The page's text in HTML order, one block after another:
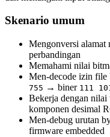
Skenario umum
Mengonversi alamat
perbandingan
Memahami nilai
Men-decode izin
755 → biner 111
Bekerja dengan
komponen desimal
Men-debug urutan
firmware embedded